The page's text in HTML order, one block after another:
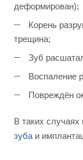
деформирован);
Корень
трещина;
Зуб
Воспаление
Повреждён
В таких случаях
зуба и